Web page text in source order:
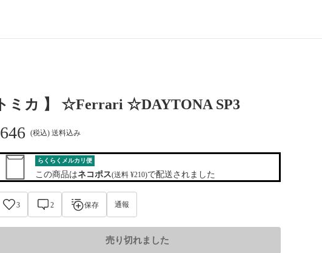
トミカ 】 ☆Ferrari ☆DAYTONA SP3
646 (税込) 送料込み
らくらくメルカリ便
この商品はネコポス(送料 ¥210)で配送されました
3 2 保存 通報
売り切れました